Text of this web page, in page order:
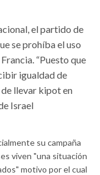
el partido de
se prohíba el uso
“Puesto que
igualdad de
llevar kipot en
Israel
su campaña
viven "una situación
motivo por el cual